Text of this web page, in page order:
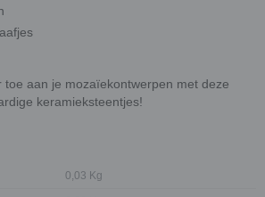
toe aan je mozaïekontwerpen met deze
keramieksteentjes!
0,03 Kg